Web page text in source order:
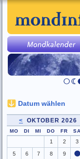
Datum wählen
< OKTOBER 2026
MO DI MI DO FR SA
1 2 3
5 6 7 8 9